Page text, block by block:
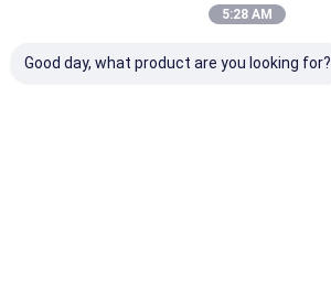
앵글 스틸
5:28 AM
Good day, what product are you looking for?